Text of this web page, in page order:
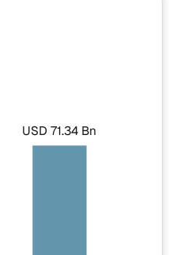
USD 71.34 Bn